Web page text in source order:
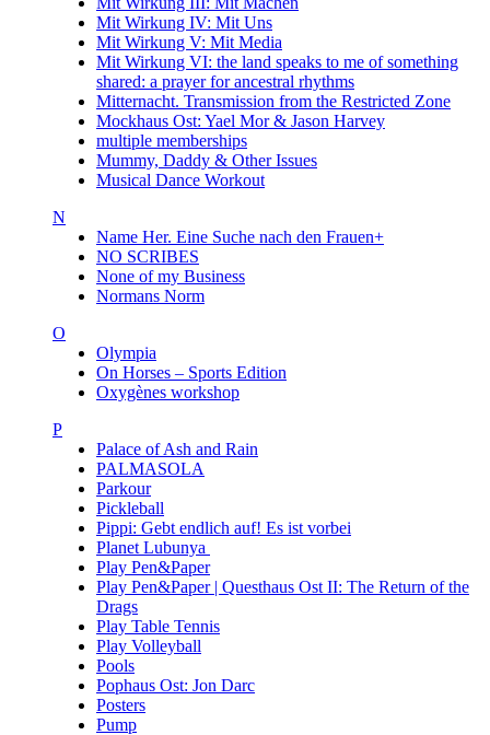
Mit Wirkung IV: Mit Uns
Mit Wirkung V: Mit Media
Mit Wirkung VI: the land speaks to me of something
shared: a prayer for ancestral rhythms
Mitternacht. Transmission from the Restricted Zone
Mockhaus Ost: Yael Mor & Jason Harvey
multiple memberships
Mummy, Daddy & Other Issues
Musical Dance Workout
N
Name Her. Eine Suche nach den Frauen+
NO SCRIBES
None of my Business
Normans Norm
O
Olympia
On Horses – Sports Edition
Oxygènes workshop
P
Palace of Ash and Rain
PALMASOLA
Parkour
Pickleball
Pippi: Gebt endlich auf! Es ist vorbei
Planet Lubunya
Play Pen&Paper
Play Pen&Paper | Questhaus Ost II: The Return of the
Drags
Play Table Tennis
Play Volleyball
Pools
Pophaus Ost: Jon Darc
Posters
Pump